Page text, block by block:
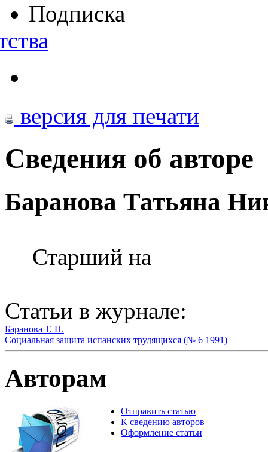
Подписка
версия для печати
Сведения об авторе
Баранова Татьяна
Старший на
Статьи в журнале:
Баранова Т. Н.
Социальная защита испанских трудящихся (№ 6 1991)
Авторам
Отправить статью
К сведению авторов
Оформление статьи